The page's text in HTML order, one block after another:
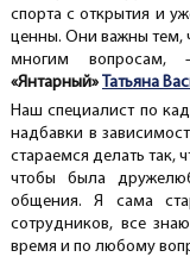
спорта с открытия и
ценны. Они важны тем,
многим вопросам,
«Янтарный» Татьяна
Наш специалист по
надбавки в
стараемся делать
чтобы была
общения. Я сама
сотрудников, все
время и по любому